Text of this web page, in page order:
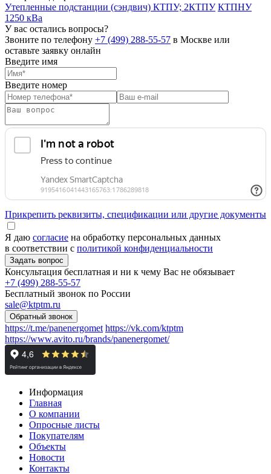
Утепленные подстанции (сэндвич) КТПУ; 2КТПУ КТПНУ
1250 кВа
У вас остались вопросы?
Звоните по телефону +7 (499) 288-55-57 в Москве или
оставьте заявку онлайн
Введите имя
Введите номер
Прикрепить реквизиты, спецификации или другие документы
Я даю согласие на обработку персональных данных
в соответствии с политикой конфиденциальности
Консультация бесплатная и ни к чему Вас не обязывает
+7 (499) 288-55-57
Бесплатный звонок по России
sale@ktptm.ru
https://t.me/panenergomet https://vk.com/ktptm
https://www.avito.ru/brands/panenergomet/
Информация
Главная
О компании
Опросные листы
Покупателям
Объекты
Новости
Контакты